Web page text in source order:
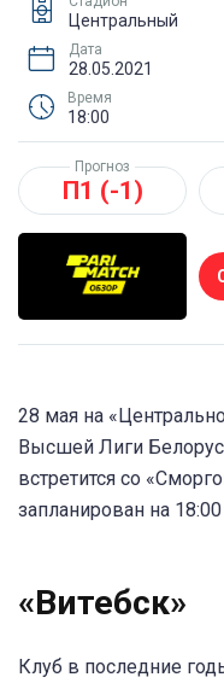
Центральный
Дата
28.05.2021
Время
18:00
Прогноз
П1 (-1)
28 мая на
Высшей Лиги
встретится со
запланирован на
«Витебск»
Клуб в последние